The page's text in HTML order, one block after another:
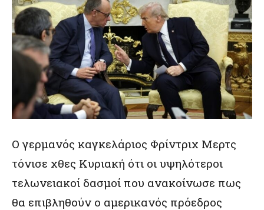
Ο γερμανός καγκελάριος Φρίντριχ Μερτς
τόνισε χθες Κυριακή ότι οι υψηλότεροι
τελωνειακοί δασμοί που ανακοίνωσε πως
θα επιβληθούν ο αμερικανός πρόεδρος